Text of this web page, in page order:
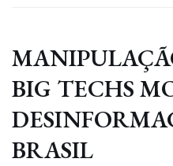
BIG TECHS
BRASIL